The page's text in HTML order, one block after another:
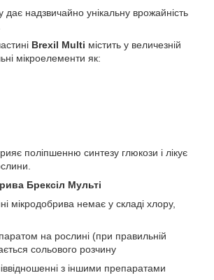
дає надзвичайно унікальну врожайність
Brexil Multi містить у величезній
мікроелементи як:
поліпшенню синтезу глюкози і лікує
Брексіл Мульті
мікродобрива немає у складі хлору,
на рослині (при правильній
сольового розчину
з іншими препаратами